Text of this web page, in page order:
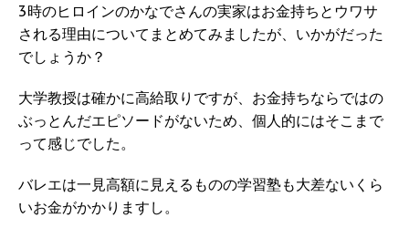
3時のヒロインのかなでさんの実家はお金持ちとウワサ
される理由についてまとめてみましたが、いかがだった
でしょうか？
大学教授は確かに高給取りですが、お金持ちならではの
ぶっとんだエピソードがないため、個人的にはそこまで
って感じでした。
バレエは一見高額に見えるものの学習塾も大差ないくら
いお金がかかりますし。